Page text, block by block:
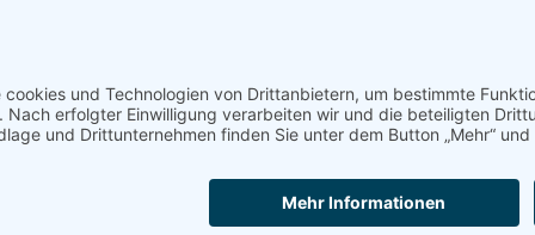
Creativomedia GmbH